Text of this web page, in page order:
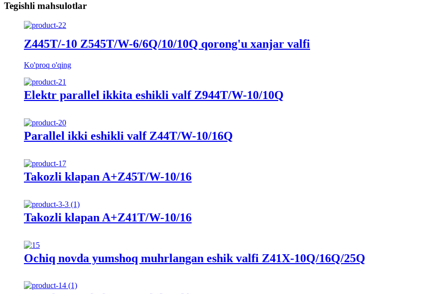
Tegishli mahsulotlar
Z445T/-10 Z545T/W-6/6Q/10/10Q qorong'u xanjar valfi
Ko'proq o'qing
Elektr parallel ikkita eshikli valf Z944T/W-10/10Q
Parallel ikki eshikli valf Z44T/W-10/16Q
Takozli klapan A+Z45T/W-10/16
Takozli klapan A+Z41T/W-10/16
Ochiq novda yumshoq muhrlangan eshik valfi Z41X-10Q/16Q/25Q